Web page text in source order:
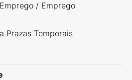
/ Emprego
Prazas Temporais